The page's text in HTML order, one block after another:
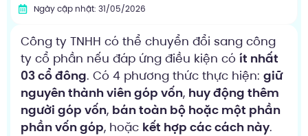
Ngày cập nhật: 31/05/2026
Công ty TNHH có thể chuyển đổi sang công
ty cổ phần nếu đáp ứng điều kiện có ít nhất
03 cổ đông. Có 4 phương thức thực hiện: giữ
nguyên thành viên góp vốn, huy động thêm
người góp vốn, bán toàn bộ hoặc một phần
phần vốn góp, hoặc kết hợp các cách này.